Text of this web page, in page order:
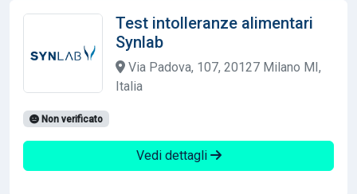
Test intolleranze alimentari
Synlab
Via Padova, 107, 20127 Milano MI,
Italia
Non verificato
Vedi dettagli